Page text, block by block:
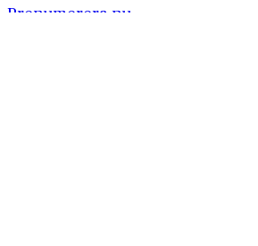
Prenumerera nu